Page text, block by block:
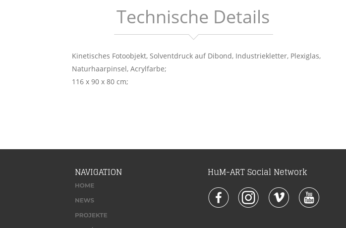
Technische Details
Kinetisches Fotoobjekt, Solventdruck auf Dibond, Industriekletter, Plexiglas,
Naturhaarpinsel, Acrylfarbe;
116 x 90 x 80 cm;
NAVIGATION HuM-ART Social Network